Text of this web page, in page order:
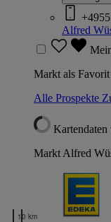
Alfred
Markt als
Alle Prospekte
Markt Alfred
10 km